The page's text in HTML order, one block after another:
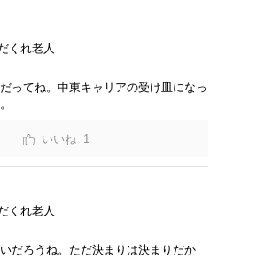
くれ老人
ってね。中東キャリアの受け皿になっ
1
くれ老人
だろうね。ただ決まりは決まりだか